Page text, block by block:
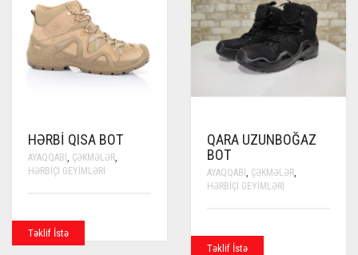
HƏRBI QISA BOT
AYAQQABI , ÇƏKMƏLƏR,
HƏRBIÇI GEYIMLƏRI
Təklif İstə
QARA UZUNBOĞAZ
BOT
AYAQQABI , ÇƏKMƏLƏR,
HƏRBIÇI GEYIMLƏRI
Təklif İstə